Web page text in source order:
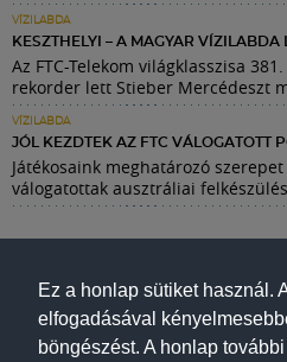
Ez a honlap sütiket használ.
elfogadásával
böngészést. A honlap
VÍZILABDA
KESZTHELYI – A MAGYAR VÍZILABDA
Az FTC-Telekom világklasszisa
rekorder lett Stieber Mercédeszt
VÍZILABDA
JÓL KEZDTEK AZ FTC VÁLOGATOTT
Játékosaink meghatározó
válogatottak ausztráliai